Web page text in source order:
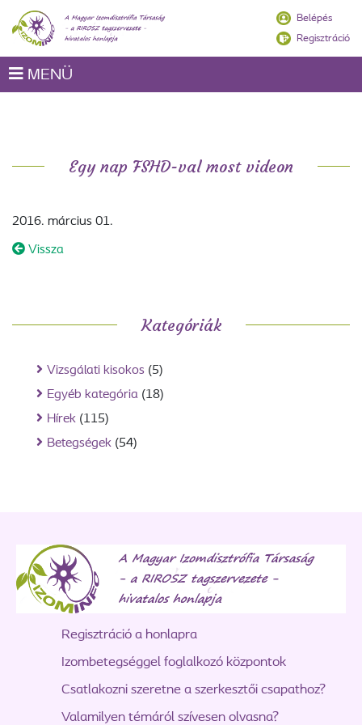
Belépés
Regisztráció
MENÜ
Kategóriák
Vizsgálati kisokos (5)
Egyéb kategória (18)
Hírek (115)
Betegségek (54)
Egy nap FSHD-val most videon
2016. március 01.
Vissza
Regisztráció a honlapra
Izombetegséggel foglalkozó központok
Csatlakozni szeretne a szerkesztői csapathoz?
Valamilyen témáról szívesen olvasna?